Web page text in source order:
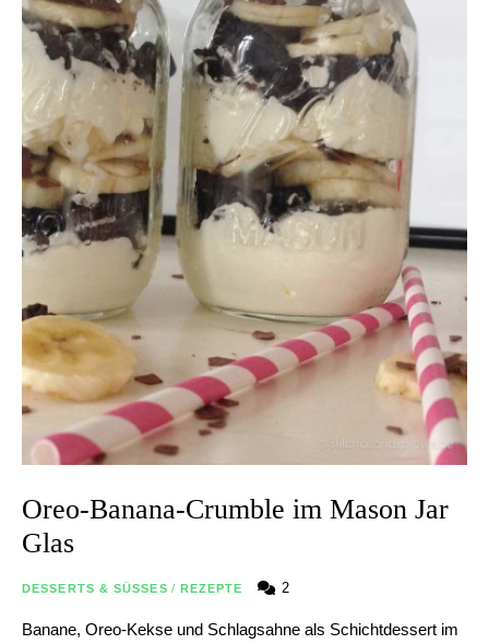
Oreo-Banana-Crumble im Mason Jar
Glas
DESSERTS & SÜSSES / REZEPTE 2
Banane, Oreo-Kekse und Schlagsahne als Schichtdessert im